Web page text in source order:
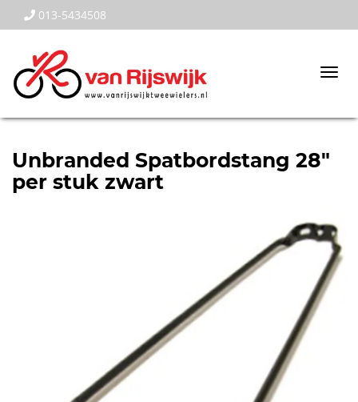
013-5434508
Unbranded Spatbordstang 28"
per stuk zwart